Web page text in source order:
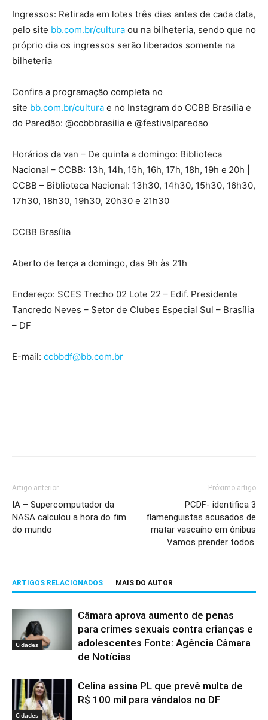
Ingressos: Retirada em lotes três dias antes de cada data,
pelo site bb.com.br/cultura ou na bilheteria, sendo que no
próprio dia os ingressos serão liberados somente na
bilheteria
Confira a programação completa no
site bb.com.br/cultura e no Instagram do CCBB Brasília e
do Paredão: @ccbbbrasilia e @festivalparedao
Horários da van – De quinta a domingo: Biblioteca
Nacional – CCBB: 13h, 14h, 15h, 16h, 17h, 18h, 19h e 20h |
CCBB – Biblioteca Nacional: 13h30, 14h30, 15h30, 16h30,
17h30, 18h30, 19h30, 20h30 e 21h30
CCBB Brasília
Aberto de terça a domingo, das 9h às 21h
Endereço: SCES Trecho 02 Lote 22 – Edif. Presidente
Tancredo Neves – Setor de Clubes Especial Sul – Brasília
– DF
E-mail: ccbbdf@bb.com.br
Artigo anterior
IA – Supercomputador da
NASA calculou a hora do fim
do mundo
Próximo artigo
PCDF- identifica 3
flamenguistas acusados de
matar vascaíno em ônibus
Vamos prender todos.
ARTIGOS RELACIONADOS MAIS DO AUTOR
Cidades
Câmara aprova aumento de penas
para crimes sexuais contra crianças e
adolescentes Fonte: Agência Câmara
de Notícias
Cidades
Celina assina PL que prevê multa de
R$ 100 mil para vândalos no DF